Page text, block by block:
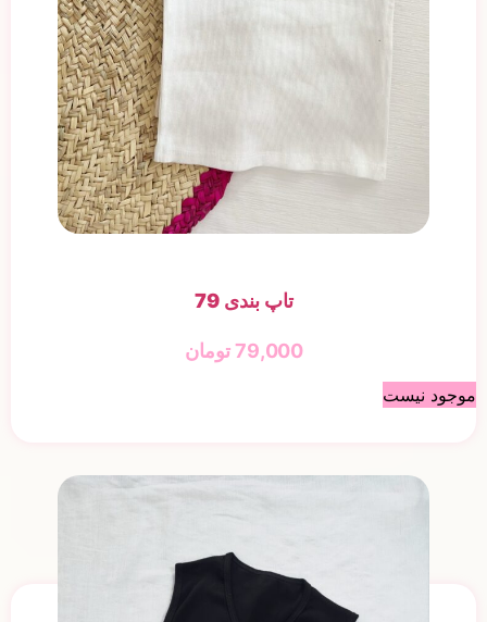
تاپ بندی 79
79,000 تومان
موجود نیست